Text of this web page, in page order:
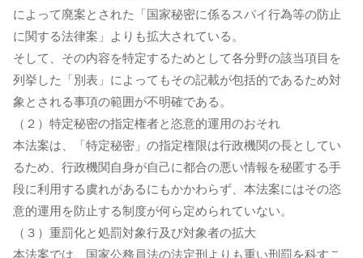
によって廃案とされた「国家秘密に係るスパイ行為等の防止
に関する法律案」よりも拡大されている。
そして、その内容を特定するためとして各分野の該当項目を
列挙した「別表」によってもその記載が包括的であるため対
象とされる事項の範囲が不明確である。
（２）特定秘密の指定権者と恣意的運用のおそれ
本法案は、「特定秘密」の指定権限は行政機関の長としてい
るため、行政機関自身が自己に都合の悪い情報を秘匿する手
段に利用する虞れがあるにもかかわらず、本法案にはその恣
意的運用を防止する制度が何ら定められていない。
（３）重罰化と処罰対象行及び対象者の拡大
本法案では、国家公務員法の法定刑よりも重い刑罰を科すこ